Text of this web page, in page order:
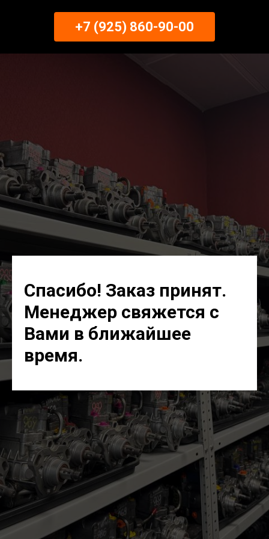
+7 (925) 860-90-00
Спасибо! Заказ принят.
Менеджер свяжется с
Вами в ближайшее
время.